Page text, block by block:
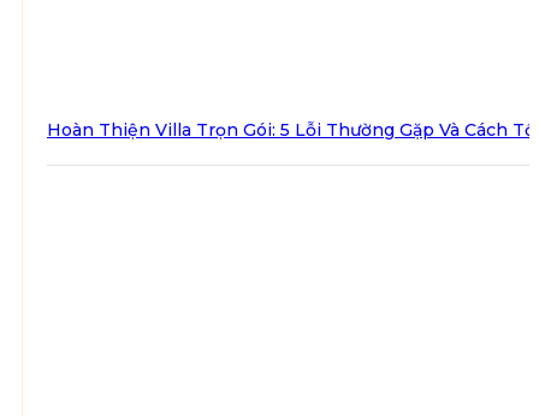
Hoàn Thiện Villa Trọn Gói: 5 Lỗi Thường Gặp Và Cách